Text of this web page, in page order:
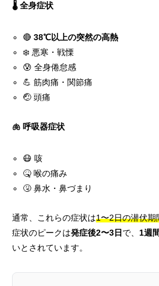
🌡️ 全身症状
🔴38℃以上の突然の高熱
❄️ 悪寒・戦慄
😰 全身倦怠感
💪 筋肉痛・関節痛
🤕 頭痛
🫁 呼吸器症状
😷 咳
🤒 喉の痛み
🤧 鼻水・鼻づまり
通常、これらの症状は1〜2日の潜伏期
症状のピークは発症後2〜3日 で、 1週
いとされています。